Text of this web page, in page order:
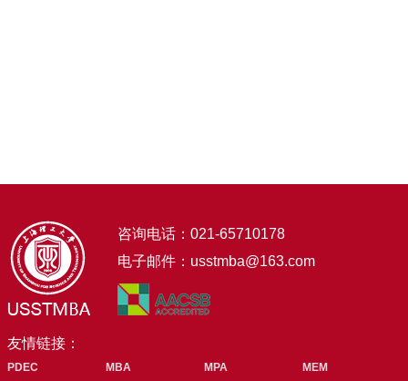
咨询电话：021-65710178
电子邮件：usstmba@163.com
友情链接：
PDEC MBA MPA MEM